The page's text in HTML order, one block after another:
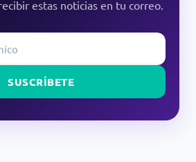
estas noticias en tu correo.
SUSCRÍBETE